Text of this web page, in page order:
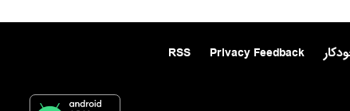
Privacy Feedback
RSS